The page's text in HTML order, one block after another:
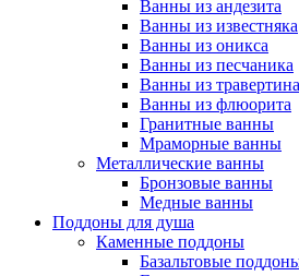
Ванны из андезита
Ванны из известняка
Ванны из оникса
Ванны из песчаника
Ванны из травертина
Ванны из флюорита
Гранитные ванны
Мраморные ванны
Металлические ванны
Бронзовые ванны
Медные ванны
Поддоны для душа
Каменные поддоны
Базальтовые